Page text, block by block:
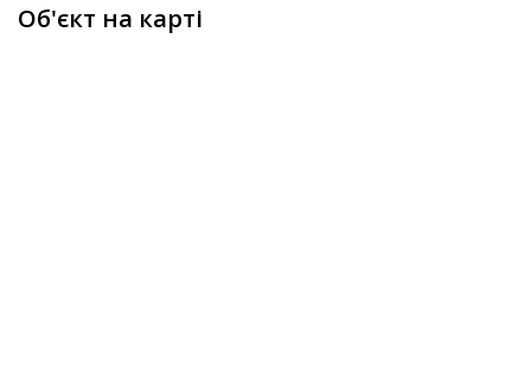
Об'єкт на карті